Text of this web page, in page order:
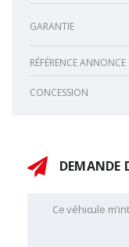
GARANTIE
RÉFÉRENCE ANNONCE
CONCESSION
DEMANDE